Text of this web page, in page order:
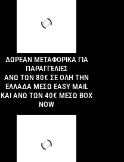
ΔΩΡΕΑΝ ΜΕΤΑΦΟΡΙΚΑ ΓΙΑ
ΠΑΡΑΓΓΕΛΙΕΣ
ΑΝΩ ΤΩΝ 80€ ΣΕ ΟΛΗ ΤΗΝ
ΕΛΛΑΔΑ ΜΕΣΩ EASY MAIL
ΚΑΙ ΑΝΩ ΤΩΝ 40€ ΜΕΣΩ BOX
NOW